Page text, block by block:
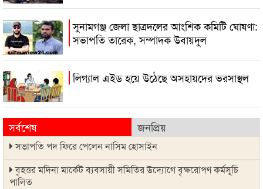
সুনামগঞ্জ জেলা ছাত্রদলের আংশিক কমিটি ঘোষণা:
সভাপতি তারেক, সম্পাদক উবায়দুল
লিগ্যাল এইড হয়ে উঠেছে অসহায়দের ভরসাস্থল
সর্বশেষ জনপ্রিয়
সভাপতি পদ ফিরে পেলেন নাসিম হোসাইন
বৃহত্তর মদিনা মার্কেট ব্যবসায়ী সমিতির উদ্যোগে বৃক্ষরোপণ কর্মসূচি
পালিত